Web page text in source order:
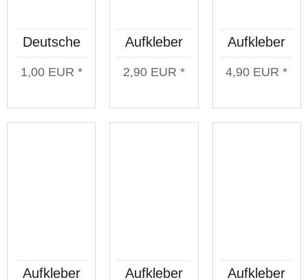
Deutsche
Jungs
Aufkleberset
Ultra
1,00 EUR *
Aufkleber
Deutsche
Jungs
original
2,90 EUR *
Aufkleber
Deutsche
Jungs
transparent
4,90 EUR *
Aufkleber Aufkleber Aufkleber